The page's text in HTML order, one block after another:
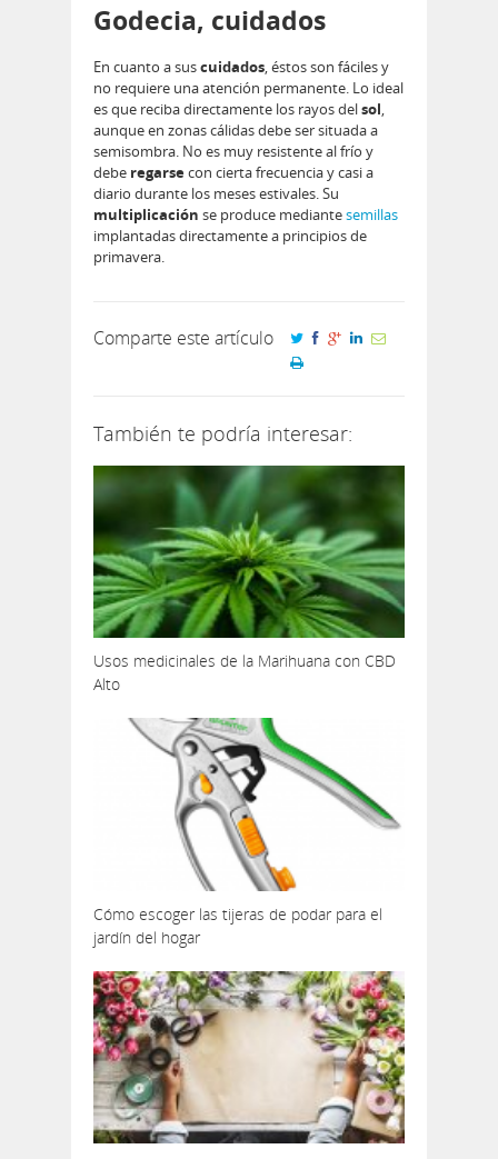
Godecia, cuidados
En cuanto a suscuidados, éstos son fáciles y
no requiere una atención permanente. Lo ideal
es que reciba directamente los rayos delsol,
aunque en zonas cálidas debe ser situada a
semisombra. No es muy resistente al frío y
debe regarsecon cierta frecuencia y casi a
diario durante los meses estivales. Su
multiplicación se produce mediantesemillas
implantadas directamente a principios de
primavera.
Comparte este artículo
También te podría interesar:
Usos medicinales de la Marihuana con CBD
Alto
Cómo escoger las tijeras de podar para el
jardín del hogar